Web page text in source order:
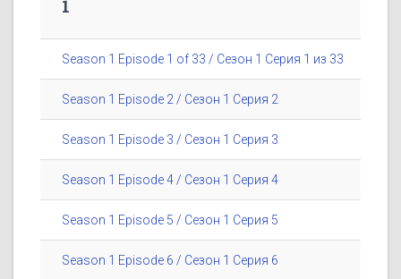
1
Season 1 Episode 1 of 33 / Сезон 1 Серия 1 из 33
Season 1 Episode 2 / Сезон 1 Серия 2
Season 1 Episode 3 / Сезон 1 Серия 3
Season 1 Episode 4 / Сезон 1 Серия 4
Season 1 Episode 5 / Сезон 1 Серия 5
Season 1 Episode 6 / Сезон 1 Серия 6